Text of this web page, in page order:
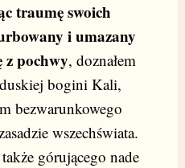
traumę swoich
i umazany
z pochwy, doznałem
bogini Kali,
bezwarunkowego
wszechświata.
górującego nade